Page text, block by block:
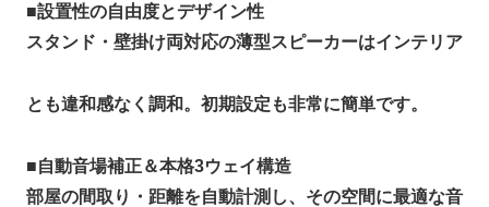
■設置性の自由度とデザイン性
スタンド・壁掛け両対応の薄型スピーカーはインテリア
とも違和感なく調和。初期設定も非常に簡単です。
■自動音場補正＆本格3ウェイ構造
部屋の間取り・距離を自動計測し、その空間に最適な音